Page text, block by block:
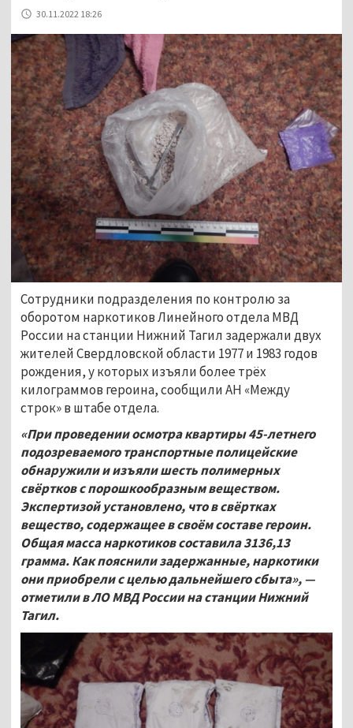
30.11.2022 18:26
Сотрудники подразделения по контролю за
оборотом наркотиков Линейного отдела МВД
России на станции Нижний Тагил задержали двух
жителей Свердловской области 1977 и 1983 годов
рождения, у которых изъяли более трёх
килограммов героина, сообщили АН «Между
строк» в штабе отдела.
«При проведении осмотра квартиры 45-летнего
подозреваемого транспортные полицейские
обнаружили и изъяли шесть полимерных
свёртков с порошкообразным веществом.
Экспертизой установлено, что в свёртках
вещество, содержащее в своём составе героин.
Общая масса наркотиков составила 3136,13
грамма. Как пояснили задержанные, наркотики
они приобрели с целью дальнейшего сбыта», —
отметили в ЛО МВД России на станции Нижний
Тагил.